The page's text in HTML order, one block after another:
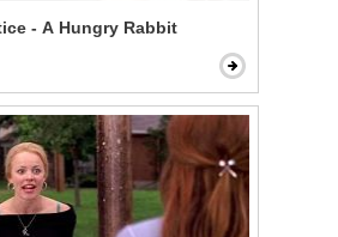
- A Hungry Rabbit